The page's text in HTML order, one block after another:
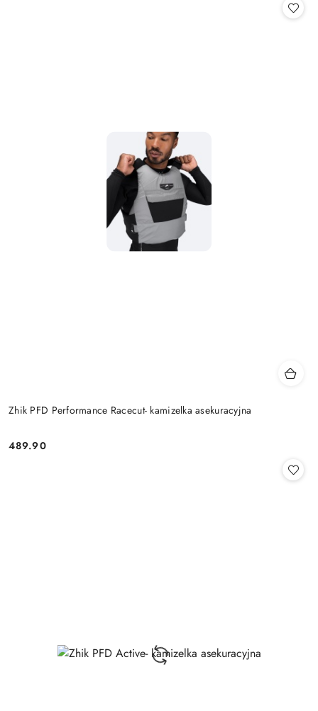
Zhik PFD Performance Racecut- kamizelka asekuracyjna
Cena:
489.90